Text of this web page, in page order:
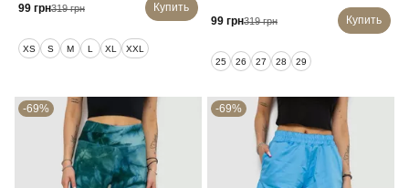
99 грн319 грн Купить
XS S M L XL XXL
99 грн319 грн Купить
25 26 27 28 29
-69% -69%